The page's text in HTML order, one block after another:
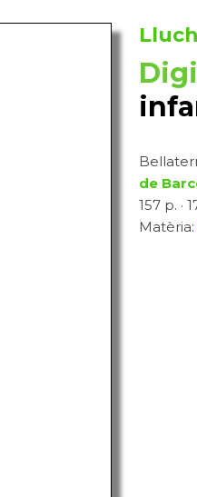
de
157 p. ·
Matèria: